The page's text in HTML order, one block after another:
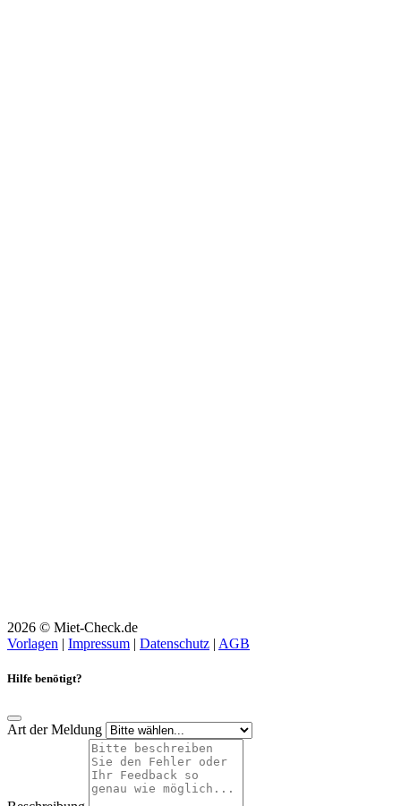
2026 © Miet-Check.de
Vorlagen | Impressum | Datenschutz | AGB
Hilfe benötigt?
Art der Meldung